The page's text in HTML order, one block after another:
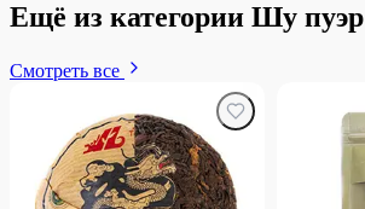
Ещё из категории Шу пуэр
Смотреть все